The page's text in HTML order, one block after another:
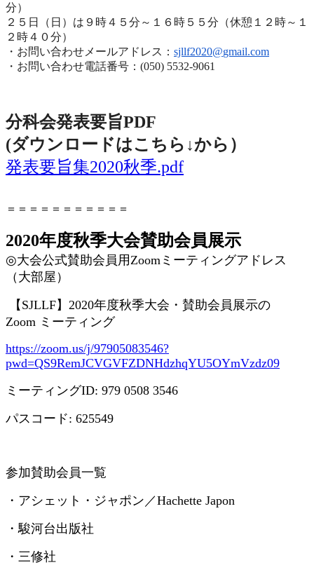
分）
２５日（日）は９時４５分～１６時５５分（休憩１２時～ １
２時４０分）
・お問い合わせメールアドレス： sjllf2020@gmail.com
・お問い合わせ電話番号：(050) 5532-9061
分科会発表要旨PDF
(ダウンロードはこちら↓から ）
発表要旨集2020秋季.pdf
＝＝＝＝＝＝＝＝＝＝＝
2020年度秋季大会賛助会員展示
◎大会公式賛助会員用Zoom ミーティングアドレス
（大部屋）
【 SJLLF】 2020年度秋季大会・賛助会員展示の
Zoom ミーティング
https://zoom.us/j/97905083546?
pwd=QS9RemJCVGVFZDNHdzhqYU5OYmVzdz09
ミーティングID: 979 0508 3546
パスコード: 625549
参加賛助会員一覧
・アシェット・ジャポン／Hachette Japon
・駿河台出版社
・三修社